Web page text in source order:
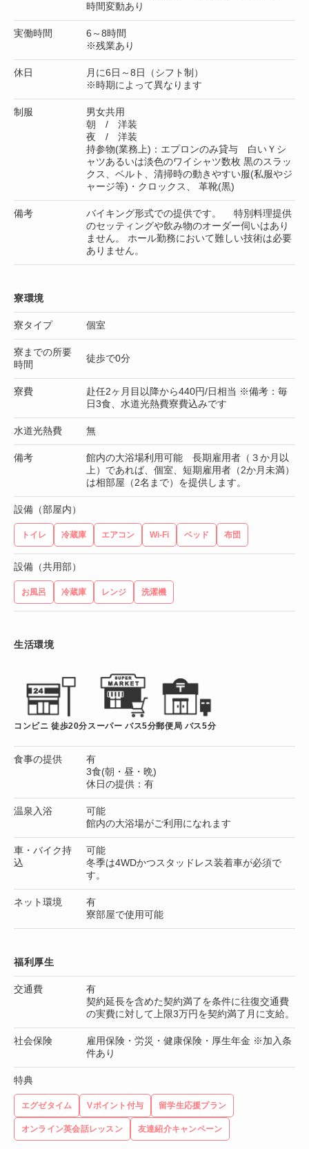
時間変動あり
実働時間
6～8時間
※残業あり
休日
月に6日～8日（シフト制）
※時期によって異なります
制服
男女共用
朝 / 洋装
夜 / 洋装
持参物(業務上)：エプロンのみ貸与 白いＹシ
ャツあるいは淡色のワイシャツ数枚 黒のスラッ
クス、ベルト、清掃時の動きやすい服(私服やジ
ャージ等)・クロックス、 革靴(黒)
備考
バイキング形式での提供です。 特別料理提供
のセッティングや飲み物のオーダー伺いはあり
ません。 ホール勤務において難しい技術は必要
ありません。
寮環境
寮タイプ 個室
寮までの所要
時間
徒歩で0分
寮費
赴任2ヶ月目以降から440円/日相当 ※備考：毎
日3食、水道光熱費寮費込みです
水道光熱費 無
備考
館内の大浴場利用可能 長期雇用者（３か月以
上）であれば、個室、短期雇用者（2か月未満）
は相部屋（2名まで）を提供します。
設備（部屋内）
トイレ 冷蔵庫 エアコン Wi-Fi ベッド 布団
設備（共用部）
お風呂 冷蔵庫 レンジ 洗濯機
生活環境
コンビニ 徒歩20分スーパー バス5分郵便局 バス5分
食事の提供
有
3食(朝・昼・晩)
休日の提供：有
温泉入浴
可能
館内の大浴場がご利用になれます
車・バイク持
込
可能
冬季は4WDかつスタッドレス装着車が必須で
す。
ネット環境
有
寮部屋で使用可能
福利厚生
交通費
有
契約延長を含めた契約満了を条件に往復交通費
の実費に対して上限3万円を契約満了月に支給。
社会保険
雇用保険・労災・健康保険・厚生年金 ※加入条
件あり
特典
エグゼタイム Vポイント付与 留学生応援プラン
オンライン英会話レッスン 友達紹介キャンペーン